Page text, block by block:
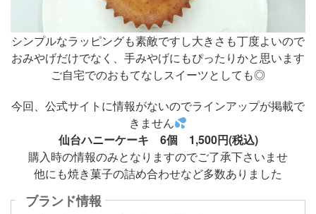
シンプルなラッピングも素敵ですし大きさも丁度よいので
おみやげだけでなく、手みやげにもぴったりかと思います
ご自宅でのおもてなしスイーツとしても◎
今回、公式サイトに情報がないのでラインアップが掲載で
きません
仙台ハニーケーキ 6個 1,500円(税込)
購入時の情報のみとなりますのでご了承下さいませ
他にも焼き菓子の詰め合わせなど多数ありました
ブランド情報